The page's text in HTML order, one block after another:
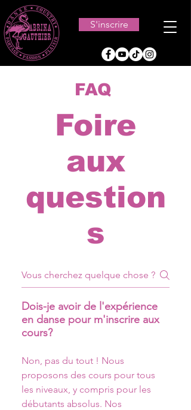
S'inscrire
FAQ
Foire
aux
question
s
Dois-je avoir de l'expérience
en danse pour m'inscrire aux
cours?
Non, pas du tout ! Nous
proposons des cours pour tous
les niveaux, y compris pour les
débutants absolus. Nos